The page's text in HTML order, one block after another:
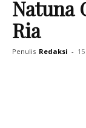
Natuna
Ria
Penulis Redaksi -